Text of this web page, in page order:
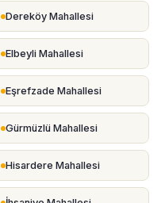
Dereköy Mahallesi
Elbeyli Mahallesi
Eşrefzade Mahallesi
Gürmüzlü Mahallesi
Hisardere Mahallesi